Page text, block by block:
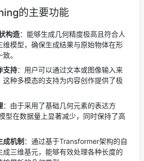
的主要功能
构造：能够生成几何精度极高且符合人
维模型，确保生成结果与原始物体在形
。
支持：用户可以通过文本或图像输入来
这种多模态的支持为内容创作提供了极
：由于采用了基础几何元素的表达方
型在数据量上显著减少，同时保持了高
成机制 ：通过基于Transformer架构的自
成三维基元，能够有效处理各种长度的